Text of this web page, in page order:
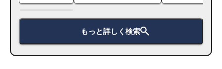
もっと詳しく検索